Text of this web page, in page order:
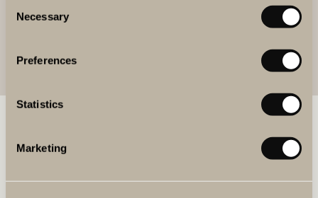
Selection
Necessary
Preferences
Statistics
Marketing
GUIDAD TUR I VINERIET